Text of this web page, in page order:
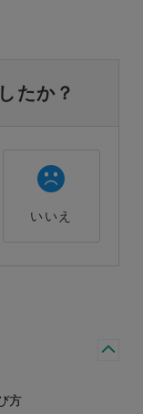
たか？
いいえ
方